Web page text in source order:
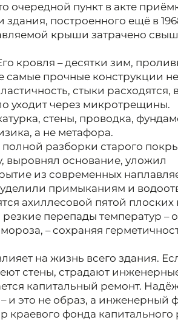
очередной пункт в акте
здания, построенного ещё в
крыши затрачено
кровля – десятки зим,
прочные конструкции
стыки расходятся,
уходит через микротрещины.
стены, проводка,
а не метафора.
разборки старого
выровнял основание, уложил
из современных
примыканиям и
ахиллесовой пятой
перепады температур –
– сохраняя
на жизнь всего здания.
стены, страдают
капитальный ремонт.
это не образ, а инженерный
краевого фонда капитального